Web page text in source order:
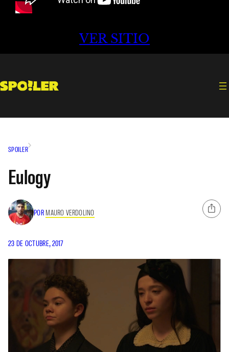
VER SITIO
SPOILER
Eulogy
POR MAURO VERDOLINO
23 DE OCTUBRE, 2017